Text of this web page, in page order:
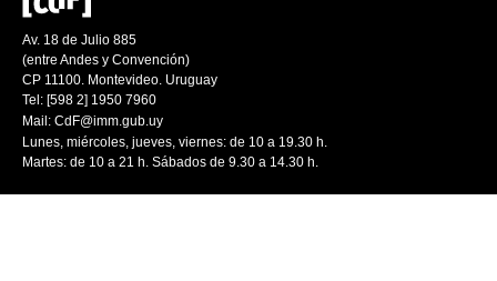
Av. 18 de Julio 885
(entre Andes y Convención)
CP 11100. Montevideo. Uruguay
Tel: [598 2] 1950 7960
Mail: CdF@imm.gub.uy
Lunes, miércoles, jueves, viernes: de 10 a 19.30 h.
Martes: de 10 a 21 h. Sábados de 9.30 a 14.30 h.